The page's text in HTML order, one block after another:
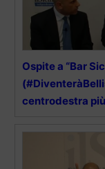
Ospite a “Bar
centrodestra